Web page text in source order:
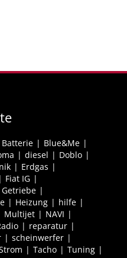
Batterie
Blue&Me
diesel
Doblo
Erdgas
Fiat IG
Getriebe
Heizung
hilfe
Multijet
NAVI
reparatur
scheinwerfer
Tacho
Tuning